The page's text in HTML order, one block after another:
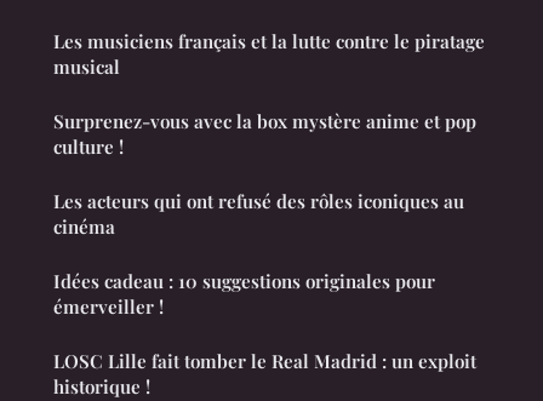
Les musiciens français et la lutte contre le piratage
musical
Surprenez-vous avec la box mystère anime et pop
culture !
Les acteurs qui ont refusé des rôles iconiques au
cinéma
Idées cadeau : 10 suggestions originales pour
émerveiller !
LOSC Lille fait tomber le Real Madrid : un exploit
historique !